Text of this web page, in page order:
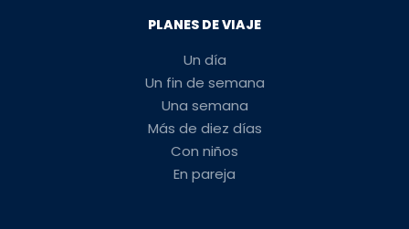
PLANES DE VIAJE
Un día
Un fin de semana
Una semana
Más de diez días
Con niños
En pareja